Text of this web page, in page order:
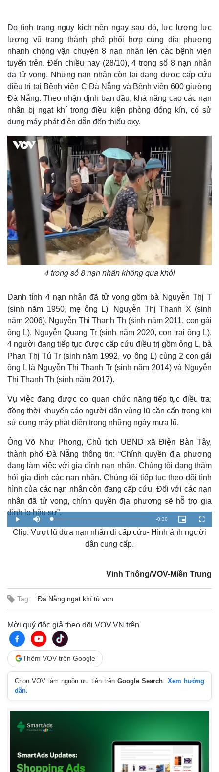
Thế giới
Quan sát
Cuộc sống đó đây
Multimedia
Video
Ảnh
E-Magazine
Do tình trạng nguy kịch nên ngay sau đó, lực lượng lực
lượng vũ trang thành phố phối hợp cùng địa phương
nhanh chóng vận chuyển 8 nạn nhân lên các bệnh viện
tuyến trên. Đến chiều nay (28/10), 4 trong số 8 nạn nhân
đã tử vong. Những nạn nhân còn lại đang được cấp cứu
điều trị tại Bệnh viện C Đà Nẵng và Bệnh viện 600 giường
Đà Nẵng. Theo nhận định ban đầu, khả năng cao các nạn
nhân bị ngạt khí trong điều kiện phòng đóng kín, có sử
dụng máy phát điện dẫn đến thiếu oxy.
4 trong số 8 nạn nhân không qua khỏi
Danh tính 4 nạn nhân đã tử vong gồm bà Nguyễn Thị T
(sinh năm 1950, mẹ ông L), Nguyễn Thị Thanh X (sinh
năm 2006), Nguyễn Thị Thanh Th (sinh năm 2011, con gái
ông L), Nguyễn Quang Tr (sinh năm 2020, con trai ông L).
4 người đang tiếp tục được cấp cứu điều trị gồm ông L, bà
Phan Thị Tú Tr (sinh năm 1992, vợ ông L) cùng 2 con gái
ông L là Nguyễn Thị Thanh Tr (sinh năm 2014) và Nguyễn
Thị Thanh Th (sinh năm 2017).
Vụ việc đang được cơ quan chức năng tiếp tục điều tra;
đồng thời khuyến cáo người dân vùng lũ cần cẩn trọng khi
sử dụng máy phát điện trong những ngày mưa lũ.
Ông Võ Như Phong, Chủ tịch UBND xã Điện Bàn Tây,
thành phố Đà Nẵng thông tin: “Chính quyền địa phương
đang làm việc với gia đình nạn nhân. Chúng tôi đang thăm
hỏi gia đình các nạn nhân. Chúng tôi tiếp tục theo dõi tình
hình của các nạn nhân còn đang cấp cứu. Đối với các nạn
nhân đã tử vong, chính quyền địa phương sẽ hỗ trợ gia
đình lo hậu sự”.
P
l
a
y
M
u
t
e
L
o
a
d
R
m
-0:30
P
i
P
t
F
u
l
l
Clip: Vượt lũ đưa nạn nhân đi cấp cứu- Hình ảnh người
dân cung cấp.
Vinh Thông/VOV-Miền Trung
Tag: Đà Nẵng ngạt khí tử von
Mời quý độc giả theo dõi VOV.VN trên
Thêm VOV trên Google
Chọn VOV làm nguồn ưu tiên trênGoogle Search
Xem hướng
dẫn.